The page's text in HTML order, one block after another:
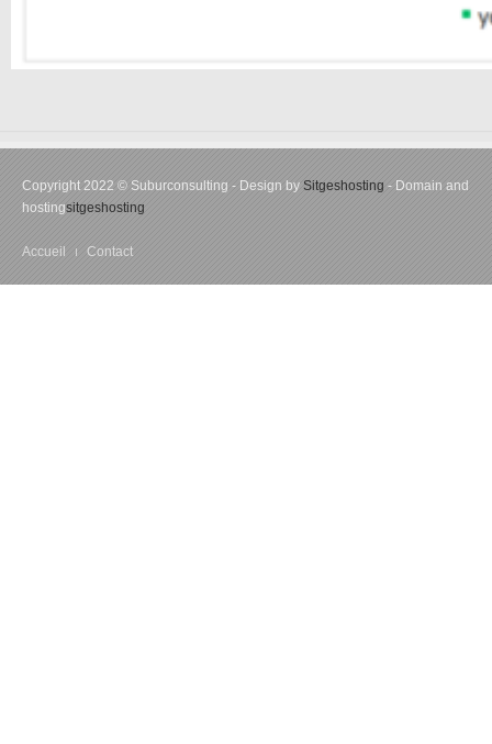
Copyright 2022 © Suburconsulting - Design by Sitgeshosting - Domain and
hostingsitgeshosting
Accueil Contact